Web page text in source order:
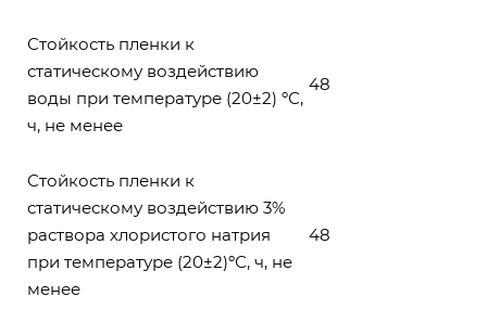
Стойкость пленки к
статическому воздействию
воды при температуре (20±2) ºС,
ч, не менее
48
Стойкость пленки к
статическому воздействию 3%
раствора хлористого натрия
при температуре (20±2)ºС, ч, не
менее
48